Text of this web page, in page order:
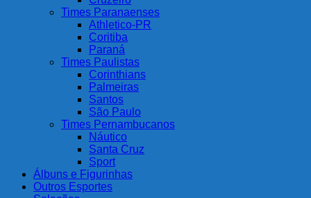
Times Paranaenses
Athletico-PR
Coritiba
Paraná
Times Paulistas
Corinthians
Palmeiras
Santos
São Paulo
Times Pernambucanos
Náutico
Santa Cruz
Sport
Álbuns e Figurinhas
Outros Esportes